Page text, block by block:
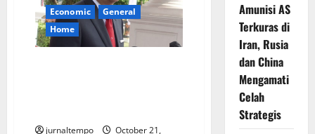
Economic
General
Home
jurnaltempo
October 21,
Amunisi AS
Terkuras di
Iran, Rusia
dan China
Mengamati
Celah
Strategis